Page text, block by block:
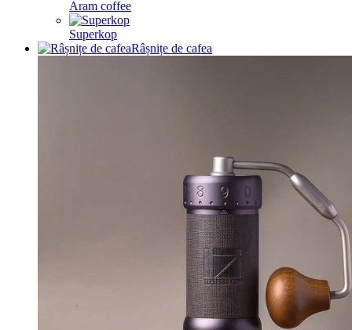
Aram coffee
Superkop
Râșnițe de cafea